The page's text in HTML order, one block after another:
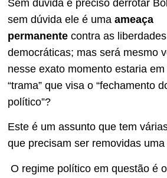
Sem dúvida é preciso derrotar
sem dúvida ele é uma ameaça
permanente contra as liberdades
democráticas; mas será mesmo
nesse exato momento estaria
“trama” que visa o “fechamento
político”?
Este é um assunto que tem
que precisam ser removidas uma
O regime político em questão é